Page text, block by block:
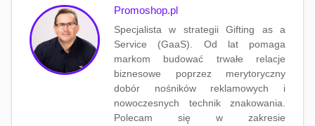
Promoshop.pl
Specjalista w strategii Gifting as a
Service (GaaS). Od lat pomaga
markom budować trwałe relacje
biznesowe poprzez merytoryczny
dobór nośników reklamowych i
nowoczesnych technik znakowania.
Polecam się w zakresie